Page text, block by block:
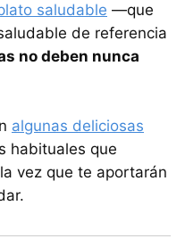
saludable —que
de referencia
no deben nunca
algunas deliciosas
habituales que
vez que te aportarán